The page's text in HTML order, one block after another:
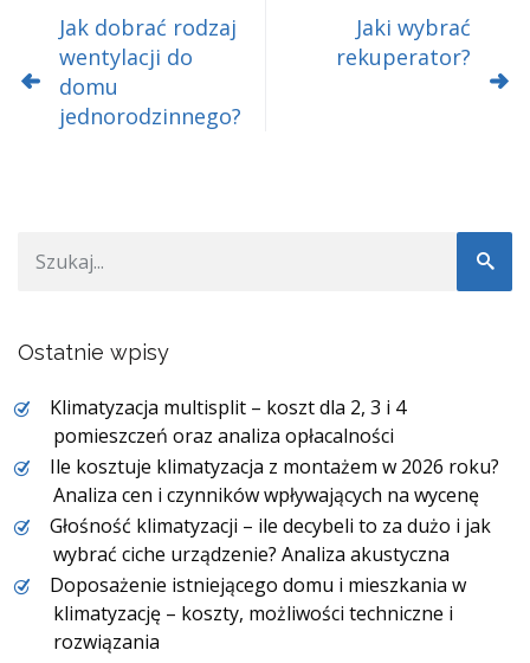
Jak dobrać rodzaj
wentylacji do
domu
jednorodzinnego?
Jaki wybrać
rekuperator?
Ostatnie wpisy
Klimatyzacja multisplit – koszt dla 2, 3 i 4
pomieszczeń oraz analiza opłacalności
Ile kosztuje klimatyzacja z montażem w 2026 roku?
Analiza cen i czynników wpływających na wycenę
Głośność klimatyzacji – ile decybeli to za dużo i jak
wybrać ciche urządzenie? Analiza akustyczna
Doposażenie istniejącego domu i mieszkania w
klimatyzację – koszty, możliwości techniczne i
rozwiązania